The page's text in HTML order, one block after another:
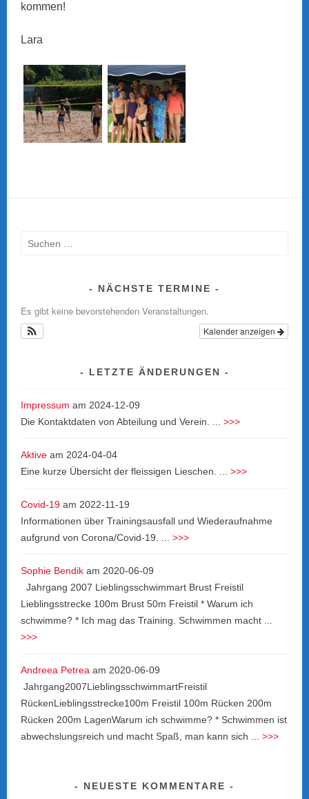
kommen!
Lara
Suche
NÄCHSTE TERMINE
Es gibt keine bevorstehenden Veranstaltungen.
Kalender anzeigen
LETZTE ÄNDERUNGEN
Impressum am 2024-12-09
Die Kontaktdaten von Abteilung und Verein. ...>>>
Aktive am 2024-04-04
Eine kurze Übersicht der fleissigen Lieschen. ...>>>
Covid-19 am 2022-11-19
Informationen über Trainingsausfall und Wiederaufnahme
aufgrund von Corona/Covid-19. ...>>>
Sophie Bendik am 2020-06-09
Jahrgang 2007 Lieblingsschwimmart Brust Freistil
Lieblingsstrecke 100m Brust 50m Freistil * Warum ich
schwimme? * Ich mag das Training. Schwimmen macht ...
>>>
Andreea Petrea am 2020-06-09
Jahrgang2007LieblingsschwimmartFreistil
RückenLieblingsstrecke100m Freistil 100m Rücken 200m
Rücken 200m LagenWarum ich schwimme? * Schwimmen ist
abwechslungsreich und macht Spaß, man kann sich ...>>>
NEUESTE KOMMENTARE